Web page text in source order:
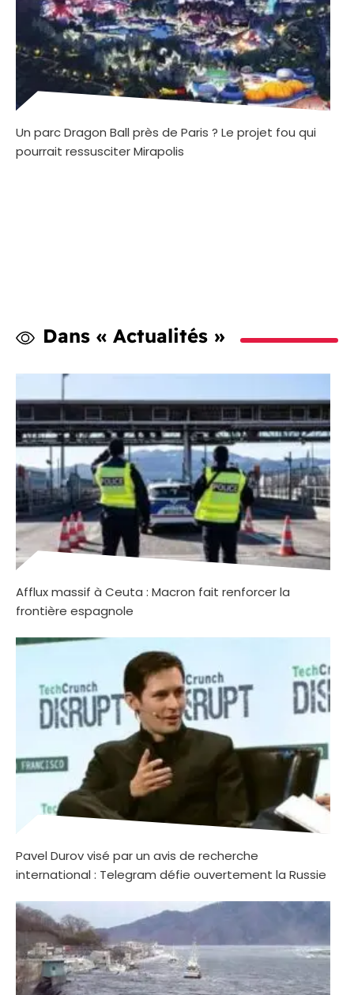
Un parc Dragon Ball près de Paris ? Le projet fou qui
pourrait ressusciter Mirapolis
Dans « Actualités »
Afflux massif à Ceuta : Macron fait renforcer la
frontière espagnole
Pavel Durov visé par un avis de recherche
international : Telegram défie ouvertement la Russie